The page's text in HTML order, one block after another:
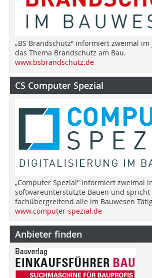
„BS Brandschutz“ informiert zweimal
das Thema Brandschutz am Bau.
www.bsbrandschutz.de
CS Computer Spezial
„Computer Spezial“ informiert zweimal
softwareunterstützte Bauen und spricht
fachübergreifend alle im Bauwesen
www.computer-spezial.de
Anbieter finden